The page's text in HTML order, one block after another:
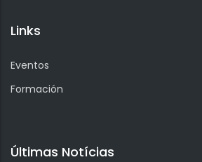
Links
Eventos
Formación
Últimas Notícias